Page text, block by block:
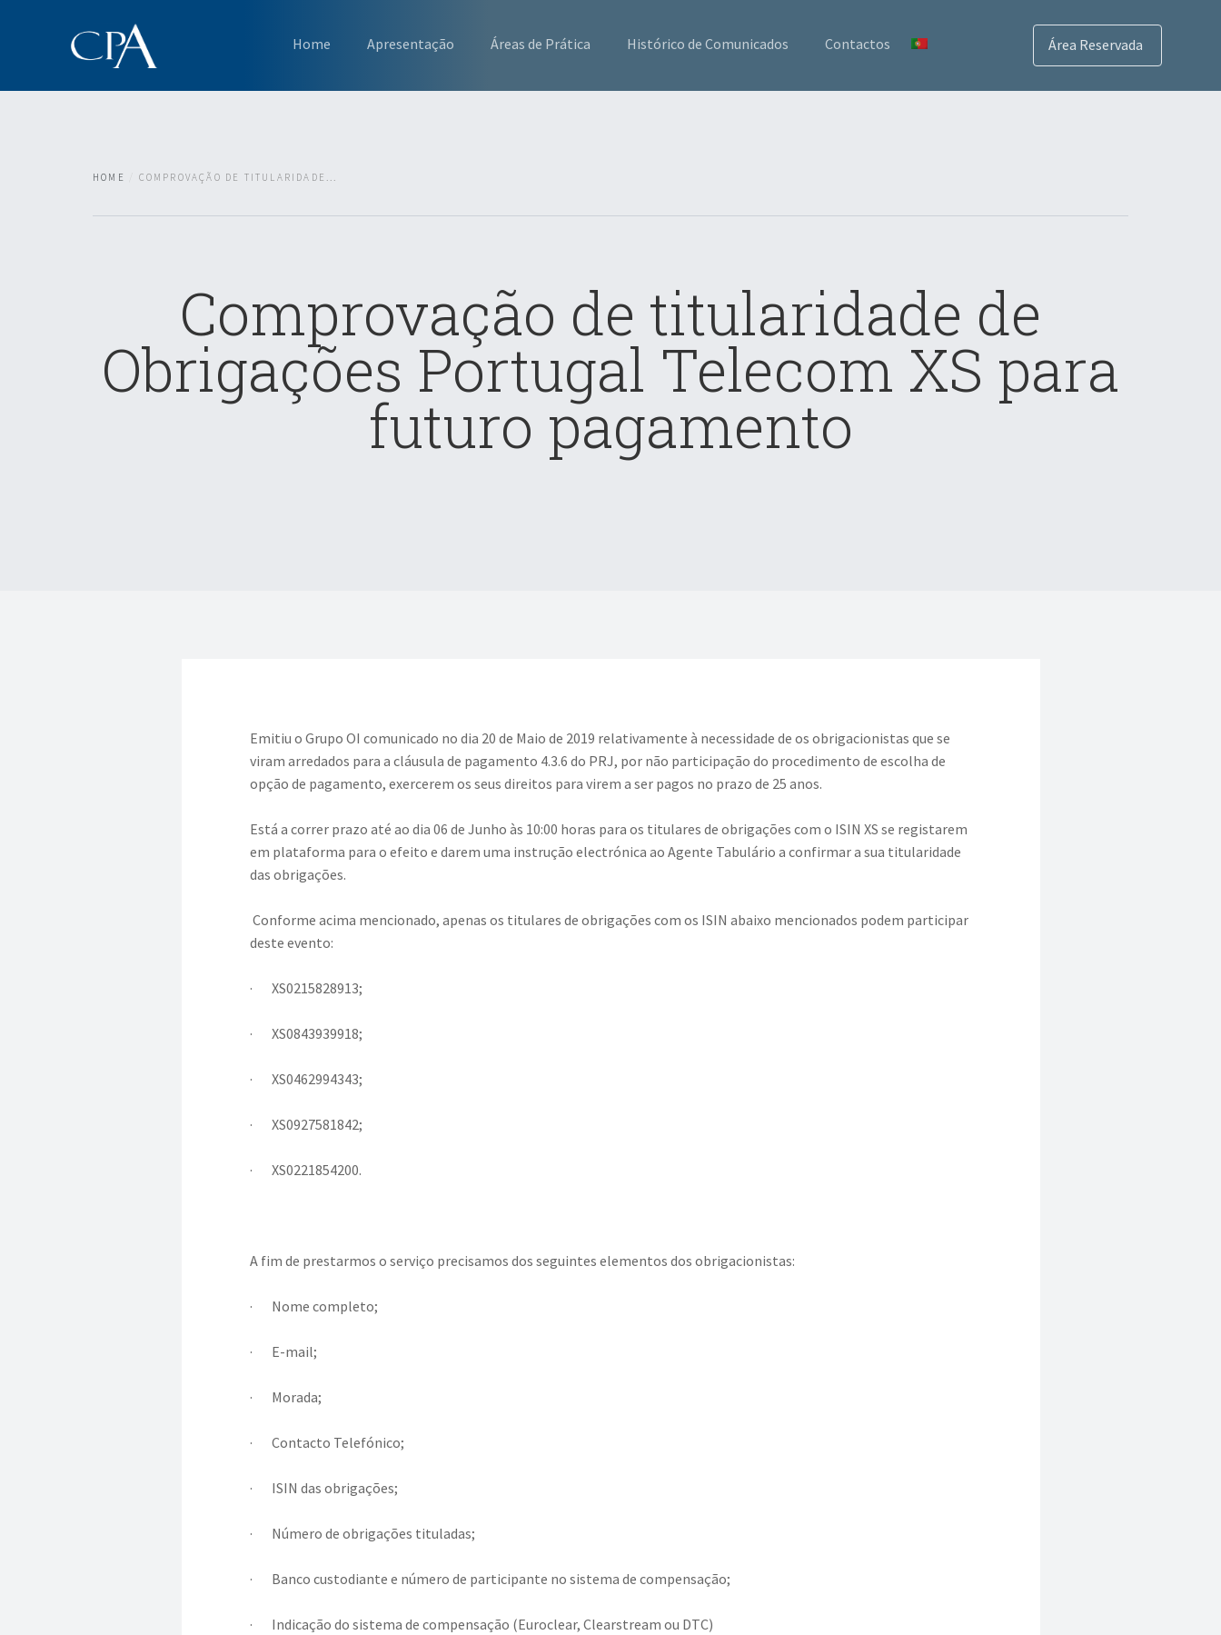
Home Apresentação Áreas de Prática Histórico de Comunicados Contactos Área Reservada
HOME COMPROVAÇÃO DE TITULARIDADE...
Comprovação de titularidade de
Obrigações Portugal Telecom XS para
futuro pagamento
Emitiu o Grupo OI comunicado no dia 20 de Maio de 2019 relativamente à necessidade de os obrigacionistas que se
viram arredados para a cláusula de pagamento 4.3.6 do PRJ, por não participação do procedimento de escolha de
opção de pagamento, exercerem os seus direitos para virem a ser pagos no prazo de 25 anos.
Está a correr prazo até ao dia 06 de Junho às 10:00 horas para os titulares de obrigações com o ISIN XS se registarem
em plataforma para o efeito e darem uma instrução electrónica ao Agente Tabulário a confirmar a sua titularidade
das obrigações.
Conforme acima mencionado, apenas os titulares de obrigações com os ISIN abaixo mencionados podem participar
deste evento:
· XS0215828913;
· XS0843939918;
· XS0462994343;
· XS0927581842;
· XS0221854200.
A fim de prestarmos o serviço precisamos dos seguintes elementos dos obrigacionistas:
· Nome completo;
· E-mail;
· Morada;
· Contacto Telefónico;
· ISIN das obrigações;
· Número de obrigações tituladas;
· Banco custodiante e número de participante no sistema de compensação;
· Indicação do sistema de compensação (Euroclear, Clearstream ou DTC)